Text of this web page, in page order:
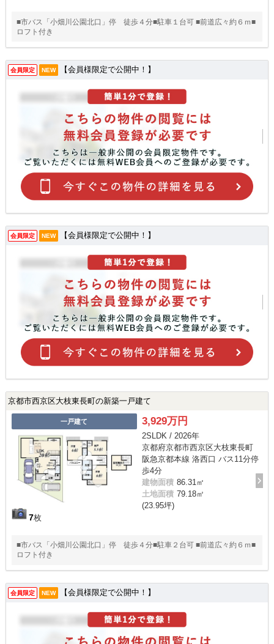
■市バス「小畑川公園北口」停 徒歩４分■駐車１台可 ■前道広々約６ｍ■
ロフト付き
会員限定 NEW 【会員様限定で公開中！】
会員限定 NEW 【会員様限定で公開中！】
京都市西京区大枝東長町の新築一戸建て
一戸建て
7枚
3,929万円
2SLDK / 2026年
京都府京都市西京区大枝東長町
阪急京都本線 洛西口 バス11分停
歩4分
建物面積 86.31㎡
土地面積 79.18㎡
(23.95坪)
■市バス「小畑川公園北口」停 徒歩４分■駐車２台可 ■前道広々約６ｍ■
ロフト付き
会員限定 NEW 【会員様限定で公開中！】